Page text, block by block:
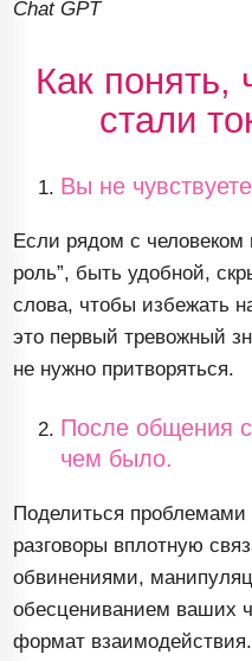
Chat GPT
Как понять,
стали
Вы не
Если рядом с человеком
роль”, быть удобной,
слова, чтобы избежать
это первый тревожный
не нужно притворяться.
После общения
чем было.
Поделиться
разговоры вплотную
обвинениями,
обесцениванием ваших
формат взаимодействия.